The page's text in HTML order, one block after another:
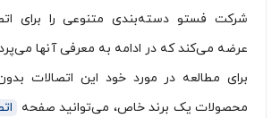
شرکت فستو دسته‌بندی متنوعی را برای
عرضه می‌کند که در ادامه به معرفی آنها
برای مطالعه در مورد خود این اتصالات
محصولات یک برند خاص، می‌توانید صفحه